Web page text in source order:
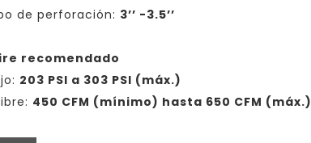
de perforación: 3’’ -3.5’’
recomendado
203 PSI a 303 PSI (máx.)
450 CFM (mínimo) hasta 650 CFM (máx.)